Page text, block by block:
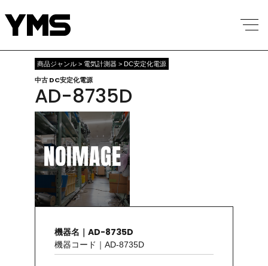
商品ジャンル > 電気計測器 > DC安定化電源
中古 DC安定化電源
AD-8735D
機器名｜AD-8735D
機器コード｜AD-8735D